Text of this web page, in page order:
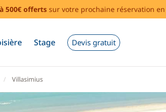
500€ offerts sur votre prochaine réservation
Stage Devis gratuit
Villasimius